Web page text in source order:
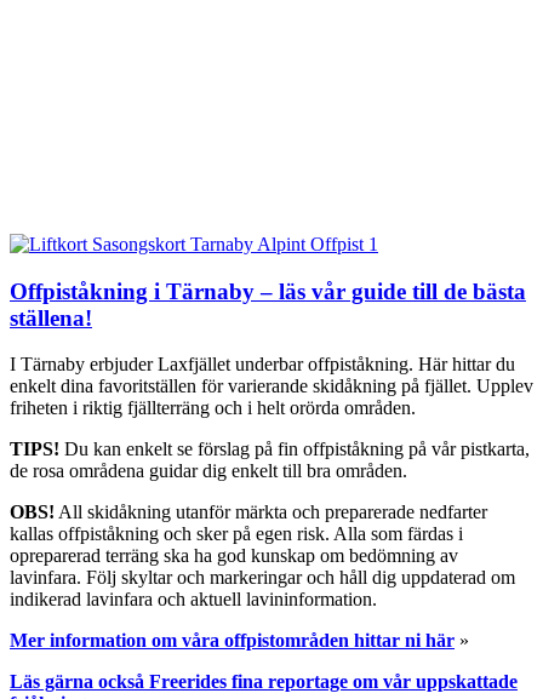
Offpiståkning i Tärnaby – läs vår guide till de bästa
ställena!
I Tärnaby erbjuder Laxfjället underbar offpiståkning. Här hittar du
enkelt dina favoritställen för varierande skidåkning på fjället. Upplev
friheten i riktig fjällterräng och i helt orörda områden.
TIPS! Du kan enkelt se förslag på fin offpiståkning på vår pistkarta,
de rosa områdena guidar dig enkelt till bra områden.
OBS! All skidåkning utanför märkta och preparerade nedfarter
kallas offpiståkning och sker på egen risk. Alla som färdas i
opreparerad terräng ska ha god kunskap om bedömning av
lavinfara. Följ skyltar och markeringar och håll dig uppdaterad om
indikerad lavinfara och aktuell lavininformation.
Mer information om våra offpistområden hittar ni här »
Läs gärna också Freerides fina reportage om vår uppskattade